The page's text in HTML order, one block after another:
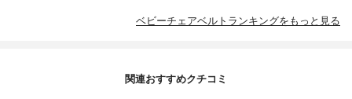
ベビーチェアベルトランキングをもっと見る
関連おすすめクチコミ